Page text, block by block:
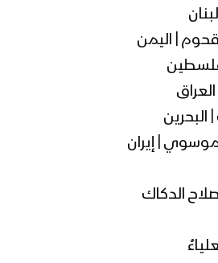
| اليمن
| إيران
الدكاك